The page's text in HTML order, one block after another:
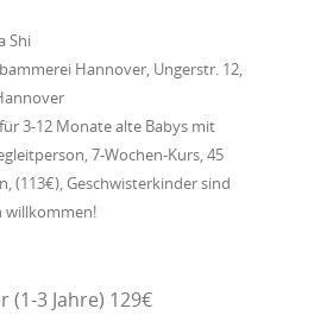
Shi
Hannover, Ungerstr. 12,
3-12 Monate alte Babys mit
7-Wochen-Kurs, 45
(113€), Geschwisterkinder sind
willkommen!
(1-3 Jahre) 129€